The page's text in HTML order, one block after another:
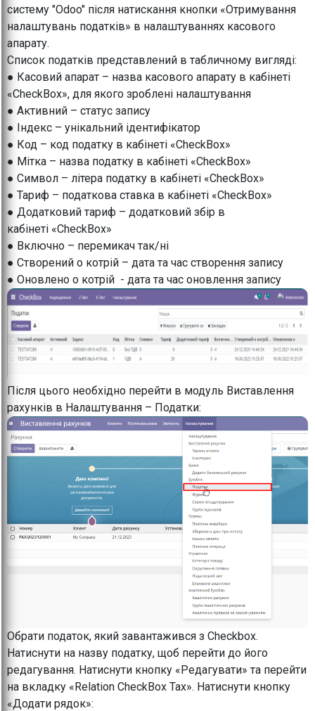
систему "Odoo" після натискання кнопки «Отримування
налаштувань податків» в налаштуваннях касового
апарату.
Список податків представлений в табличному вигляді:
● Касовий апарат – назва касового апарату в кабінеті
«CheckBox», для якого зроблені налаштування
● Активний – статус запису
● Індекс – унікальний ідентифікатор
● Код – код податку в кабінеті «CheckBox»
● Мітка – назва податку в кабінеті «CheckBox»
● Символ – літера податку в кабінеті «CheckBox»
● Тариф – податкова ставка в кабінеті «CheckBox»
● Додатковий тариф – додатковий збір в
кабінеті «CheckBox»
● Включно – перемикач так/ні
● Створений о котрій – дата та час створення запису
● Оновлено о котрій - дата та час оновлення запису
Після цього необхідно перейти в модуль Виставлення
рахунків в Налаштування – Податки:
Обрати податок, який завантажився з Checkbox.
Натиснути на назву податку, щоб перейти до його
редагування. Натиснути кнопку «Редагувати» та перейти
на вкладку «Relation CheckBox Tax». Натиснути кнопку
«Додати рядок»: